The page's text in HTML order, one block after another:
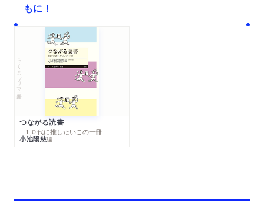
もに！
ちくまプリマー新書
つながる読書
─１０代に推したいこの一冊
小池陽慈編